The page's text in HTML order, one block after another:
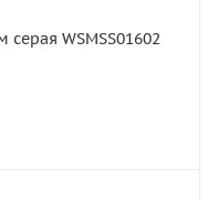
серая WSMSS01602